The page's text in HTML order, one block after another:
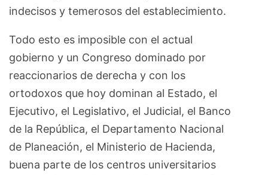
indecisos y temerosos del establecimiento.
Todo esto es imposible con el actual
gobierno y un Congreso dominado por
reaccionarios de derecha y con los
ortodoxos que hoy dominan al Estado, el
Ejecutivo, el Legislativo, el Judicial, el Banco
de la República, el Departamento Nacional
de Planeación, el Ministerio de Hacienda,
buena parte de los centros universitarios